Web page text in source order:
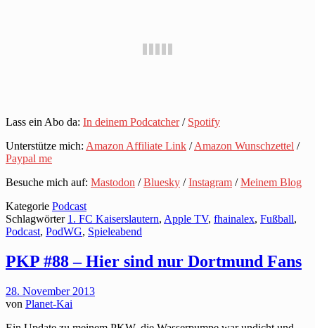
Lass ein Abo da: In deinem Podcatcher/ Spotify
Unterstütze mich: Amazon Affiliate Link /Amazon Wunschzettel /
Paypal me
Besuche mich auf: Mastodon /Bluesky /Instagram /Meinem Blog
Kategorie Podcast
Schlagwörter 1. FC Kaiserslautern, Apple TV, fhainalex, Fußball,
Podcast, PodWG, Spieleabend
PKP #88 – Hier sind nur Dortmund Fans
28. November 2013
von Planet-Kai